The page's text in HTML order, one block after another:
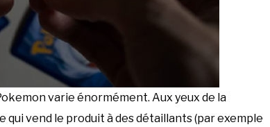
varie énormément. Aux yeux de la
vend le produit à des détaillants (par exemple